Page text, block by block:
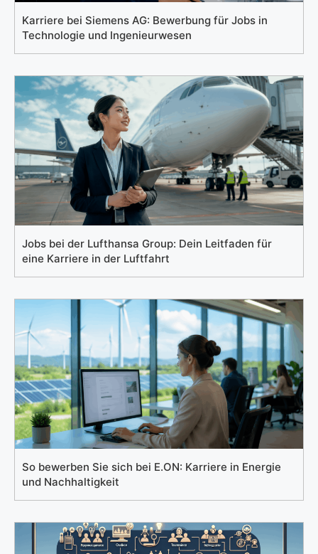
Karriere bei Siemens AG: Bewerbung für Jobs in
Technologie und Ingenieurwesen
Jobs bei der Lufthansa Group: Dein Leitfaden für
eine Karriere in der Luftfahrt
So bewerben Sie sich bei E.ON: Karriere in Energie
und Nachhaltigkeit